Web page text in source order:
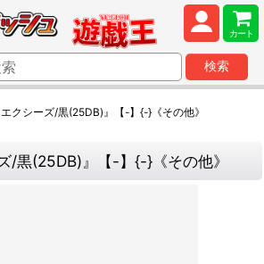
カート
検索
クシーズ/黒(25DB)』【-】{-}《その他》
/黒(25DB)』【-】{-}《その他》